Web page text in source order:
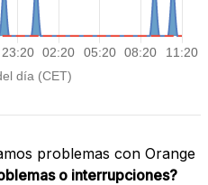
problemas con Orange
o interrupciones?